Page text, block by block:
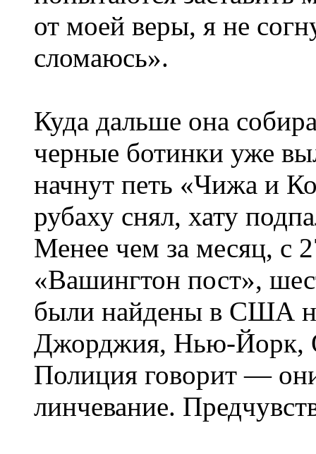
от моей веры, я не
сломаюсь».
Куда дальше она
черные ботинки уже
начнут петь «Чижа и
рубаху снял, хату
Менее чем за месяц, с
«Вашингтон пост»,
были найдены в США
Джорджия, Нью-Йорк,
Полиция говорит —
линчевание.